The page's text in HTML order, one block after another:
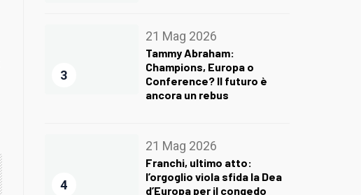
3
21 Mag 2026
Tammy Abraham:
Champions, Europa o
Conference? Il futuro è
ancora un rebus
4
21 Mag 2026
Franchi, ultimo atto:
l’orgoglio viola sfida la Dea
d’Europa per il congedo